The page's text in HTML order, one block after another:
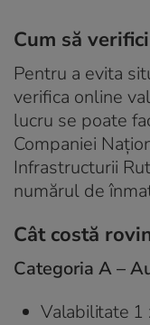
Cum să
Pentru a evita
verifica online
lucru se poate
Companiei
Infrastructurii
numărul de
Cât costă
Categoria A –
Valabilitate 1